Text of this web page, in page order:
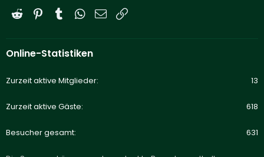
Reddit PinterestTumblrWhatsApp
E-Mail
Online-Statistiken
Zurzeit aktive Mitglieder 13
Zurzeit aktive Gäste 618
Besucher gesamt 631